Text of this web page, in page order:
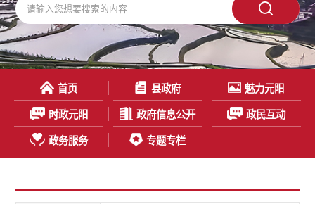
首页 县政府 魅力元阳
时政元阳 政府信息公开 政民互动
政务服务 专题专栏